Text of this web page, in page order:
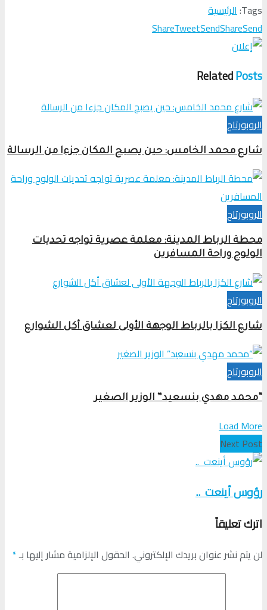
Tags: الرئيسية
ShareTweetSendShareSend
RelatedPosts
الروبورتاج
شارع محمد الخامس: حين يصبح المكان جزءا من الرسالة
الروبورتاج
محطة الرباط المدينة: معلمة عصرية تواجه تحديات
الولوج وراحة المسافرين
الروبورتاج
شارع الكزا بالرباط الوجهة الأولى لعشاق أكل الشوارع
الروبورتاج
“محمد مهدي بنسعيد” الوزير الصغير
Load More
Next Post
رؤوس أينعت ..
اترك تعليقاً
لن يتم نشر عنوان بريدك الإلكتروني. الحقول الإلزامية مشار إليها بـ*